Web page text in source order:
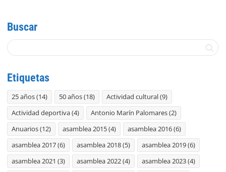
Buscar
Etiquetas
25 años(14) 50 años(18) Actividad cultural(9)
Actividad deportiva(4) Antonio Marín Palomares(2)
Anuarios(12) asamblea 2015(4) asamblea 2016(6)
asamblea 2017(6) asamblea 2018(5) asamblea 2019(6)
asamblea 2021 (3) asamblea 2022(4) asamblea 2023(4)